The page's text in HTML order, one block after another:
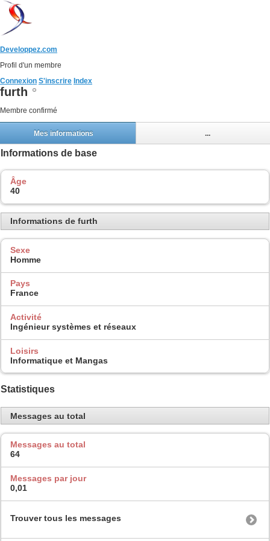
Developpez.com
Profil d'un membre
Connexion S'inscrire Index
furth
Membre confirmé
Mes informations ...
Informations de base
Âge
40
Informations de furth
Sexe
Homme
Pays
France
Activité
Ingénieur systèmes et réseaux
Loisirs
Informatique et Mangas
Statistiques
Messages au total
Messages au total
64
Messages par jour
0,01
Trouver tous les messages